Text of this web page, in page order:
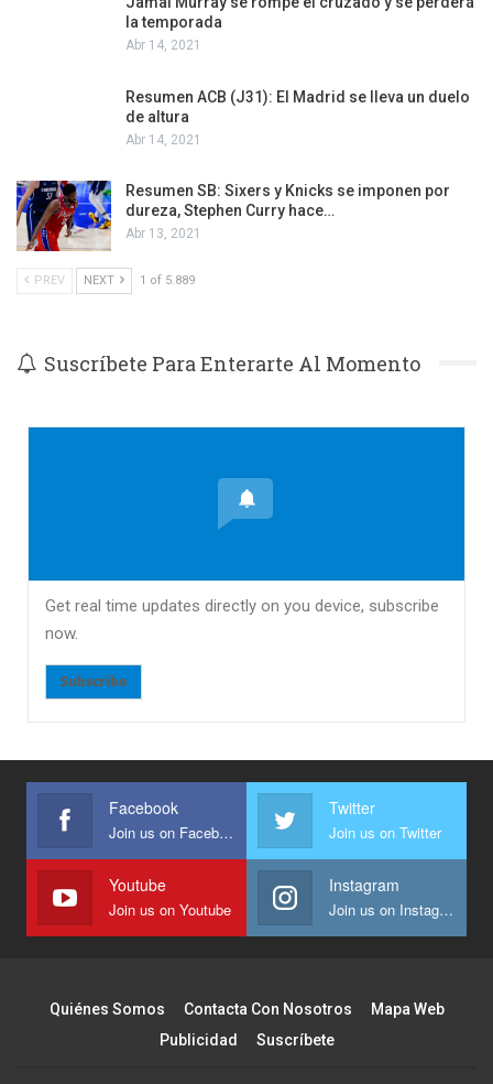
la temporada
Abr 14, 2021
Resumen ACB (J31): El Madrid se lleva un duelo
de altura
Abr 14, 2021
Resumen SB: Sixers y Knicks se imponen por
dureza, Stephen Curry hace…
Abr 13, 2021
PREV NEXT 1 of 5.889
Suscríbete Para Enterarte Al Momento
Get real time updates directly on you device, subscribe
now.
Subscribe
Facebook
Join us on Facebook
Twitter
Join us on Twitter
Youtube
Join us on Youtube
Instagram
Join us on Instagram
Quiénes Somos Contacta Con Nosotros
Mapa Web
Publicidad
Suscríbete